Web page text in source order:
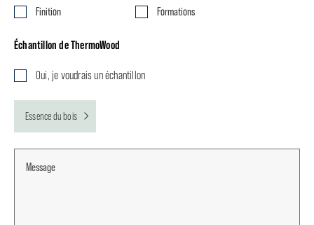
Finition Formations
Échantillon de ThermoWood
Oui, je voudrais un échantillon
Essence du bois